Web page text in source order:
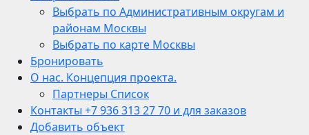
Выбрать по Административным округам и
районам Москвы
Выбрать по карте Москвы
Бронировать
О нас. Концепция проекта.
Партнеры Список
Контакты +7 936 313 27 70 и для заказов
Добавить объект